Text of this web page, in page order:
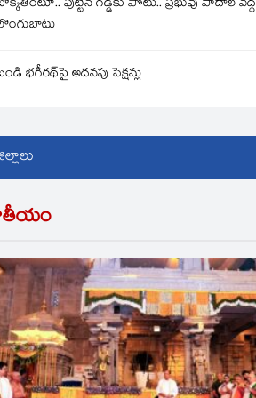
పుట్టిన గడ్డకు పోటు.. ప్రభువు పాదాల వద్ద
భగీరథ్‌పై అదనపు సెక్షన్లు